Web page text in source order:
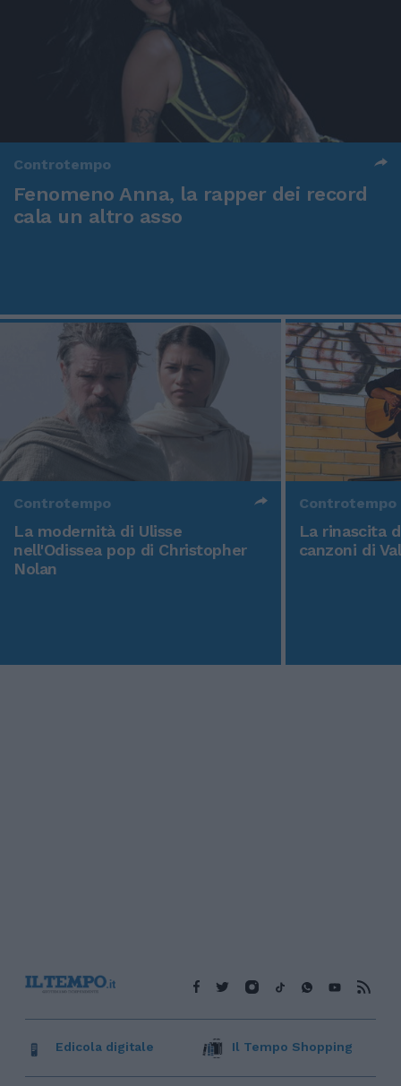
Controtempo
Fenomeno Anna, la rapper dei record
cala un altro asso
Controtempo
La modernità di Ulisse
nell'Odissea pop di Christopher
Nolan
Controtempo
La rinascita
canzoni di
Edicola digitale Il Tempo Shopping